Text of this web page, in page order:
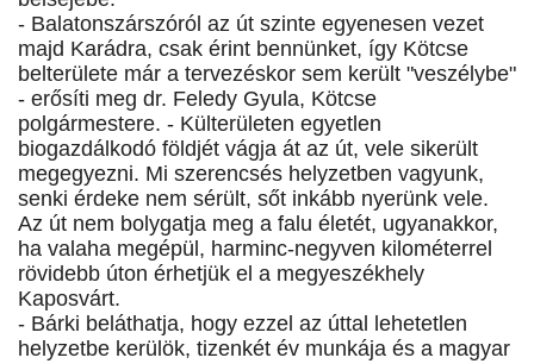
- Balatonszárszóról az út szinte egyenesen vezet
majd Karádra, csak érint bennünket, így Kötcse
belterülete már a tervezéskor sem került "veszélybe"
- erősíti meg dr. Feledy Gyula, Kötcse
polgármestere. - Külterületen egyetlen
biogazdálkodó földjét vágja át az út, vele sikerült
megegyezni. Mi szerencsés helyzetben vagyunk,
senki érdeke nem sérült, sőt inkább nyerünk vele.
Az út nem bolygatja meg a falu életét, ugyanakkor,
ha valaha megépül, harminc-negyven kilométerrel
rövidebb úton érhetjük el a megyeszékhely
Kaposvárt.
- Bárki beláthatja, hogy ezzel az úttal lehetetlen
helyzetbe kerülök, tizenkét év munkája és a magyar